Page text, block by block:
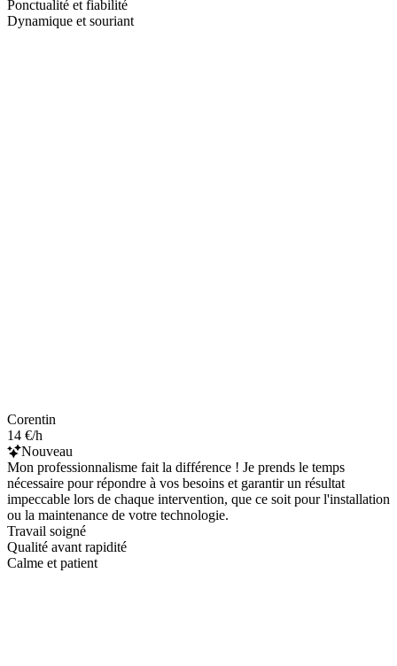
Ponctualité et fiabilité
Dynamique et souriant
Corentin
14 €/h
Nouveau
Mon professionnalisme fait la différence ! Je prends le temps
nécessaire pour répondre à vos besoins et garantir un résultat
impeccable lors de chaque intervention, que ce soit pour l'installation
ou la maintenance de votre technologie.
Travail soigné
Qualité avant rapidité
Calme et patient